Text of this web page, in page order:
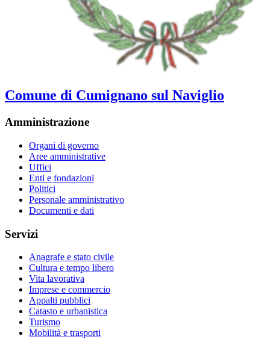
Comune di Cumignano sul Naviglio
Amministrazione
Organi di governo
Aree amministrative
Uffici
Enti e fondazioni
Politici
Personale amministrativo
Documenti e dati
Servizi
Anagrafe e stato civile
Cultura e tempo libero
Vita lavorativa
Imprese e commercio
Appalti pubblici
Catasto e urbanistica
Turismo
Mobilità e trasporti